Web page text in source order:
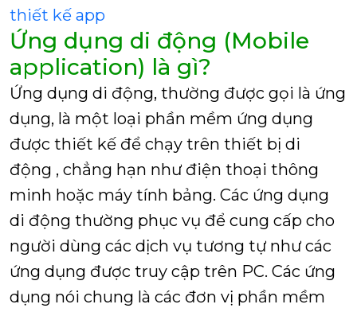
thiết kế app
Ứng dụng di động (Mobile
application) là gì?
Ứng dụng di động, thường được gọi là ứng
dụng, là một loại phần mềm ứng dụng
được thiết kế để chạy trên thiết bị di
động , chẳng hạn như điện thoại thông
minh hoặc máy tính bảng. Các ứng dụng
di động thường phục vụ để cung cấp cho
người dùng các dịch vụ tương tự như các
ứng dụng được truy cập trên PC. Các ứng
dụng nói chung là các đơn vị phần mềm